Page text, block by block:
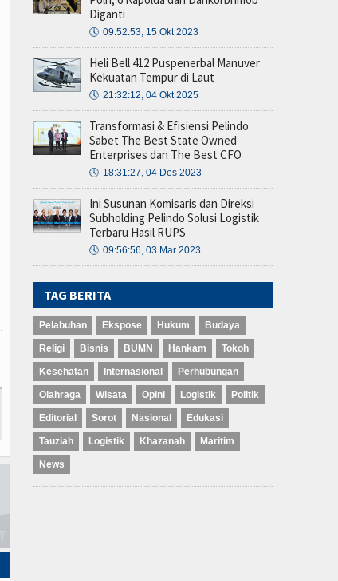
Diganti
🕔 09:52:53, 15 Okt 2023
Heli Bell 412 Puspenerbal Manuver
Kekuatan Tempur di Laut
🕔 21:32:12, 04 Okt 2025
Transformasi & Efisiensi Pelindo
Sabet The Best State Owned
Enterprises dan The Best CFO
🕔 18:31:27, 04 Des 2023
Ini Susunan Komisaris dan Direksi
Subholding Pelindo Solusi Logistik
Terbaru Hasil RUPS
🕔 09:56:56, 03 Mar 2023
TAG BERITA
Pelabuhan Ekspose Hukum Budaya
Religi Bisnis BUMN Hankam Tokoh
Kesehatan Internasional Perhubungan
Olahraga Wisata Opini Logistik Politik
Editorial Sorot Nasional Edukasi
Tauziah Logistik Khazanah Maritim
News